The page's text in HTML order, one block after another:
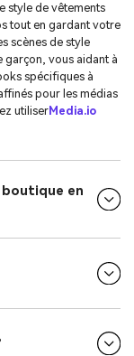
style de vêtements
tout en gardant votre
scènes de style
garçon, vous aidant à
spécifiques à
pour les médias
utiliserMedia.io
boutique en